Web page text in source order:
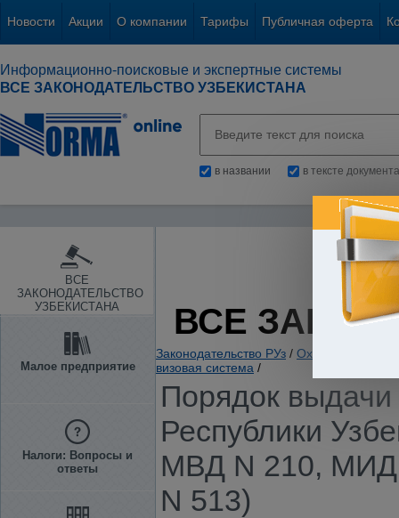
Новости Акции О компании Тарифы Публичная оферта
Информационно-поисковые и экспертные системы
ВСЕ ЗАКОНОДАТЕЛЬСТВО УЗБЕКИСТАНА
в названии в тексте документа
ВСЕ
ЗАКОНОДАТЕЛЬСТВО
УЗБЕКИСТАНА
Малое предприятие
Налоги: Вопросы и
ответы
ВСЕ
Законодательство РУз / Охрана
визовая система /
Порядок выдачи
Республики
МВД N 210, МИД
N 513)